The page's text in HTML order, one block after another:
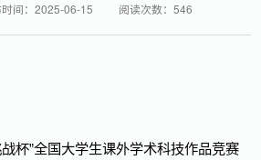
时间：2025-06-15 阅读次数： 546
杯”全国大学生课外学术科技作品竞赛